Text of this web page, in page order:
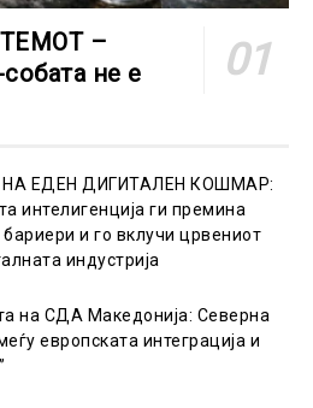
–
не е
ЕДЕН ДИГИТАЛЕН КОШМАР:
интелигенција ги премина
и го вклучи црвениот
индустрија
на СДА Македонија: Северна
европската интеграција и